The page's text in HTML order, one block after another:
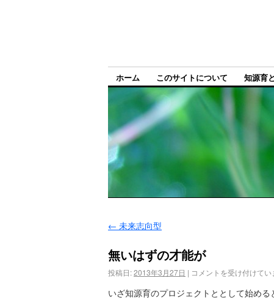
ホーム このサイトについて 知源育
← 未来志向型
無いはずの才能が
投稿日:2013年3月27日 | コメントを受け付けてい
いざ知源育のプロジェクトととして始め